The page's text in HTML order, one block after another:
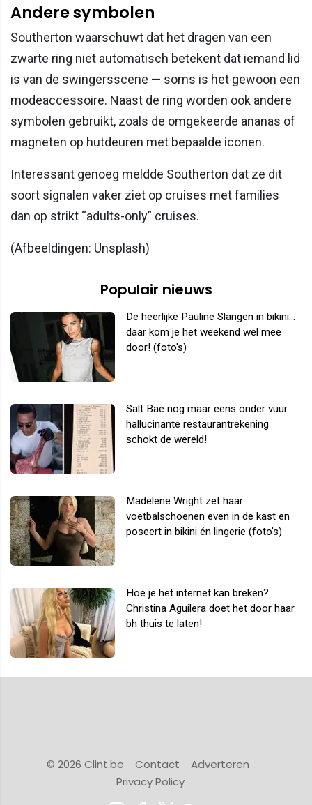
Andere symbolen
Southerton waarschuwt dat het dragen van een
zwarte ring niet automatisch betekent dat iemand lid
is van de swingersscene — soms is het gewoon een
modeaccessoire. Naast de ring worden ook andere
symbolen gebruikt, zoals de omgekeerde ananas of
magneten op hutdeuren met bepaalde iconen.
Interessant genoeg meldde Southerton dat ze dit
soort signalen vaker ziet op cruises met families
dan op strikt “adults-only” cruises.
(Afbeeldingen: Unsplash)
Populair nieuws
De heerlijke Pauline Slangen in bikini...
daar kom je het weekend wel mee
door! (foto's)
Salt Bae nog maar eens onder vuur:
hallucinante restaurantrekening
schokt de wereld!
Madelene Wright zet haar
voetbalschoenen even in de kast en
poseert in bikini én lingerie (foto's)
Hoe je het internet kan breken?
Christina Aguilera doet het door haar
bh thuis te laten!
© 2026 Clint.be Contact
Adverteren
Privacy Policy